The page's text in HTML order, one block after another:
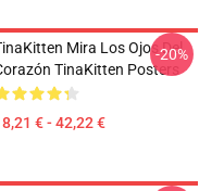
Mira Los Ojos Del
TinaKitten Posters
€ - 42,22 €
-20%